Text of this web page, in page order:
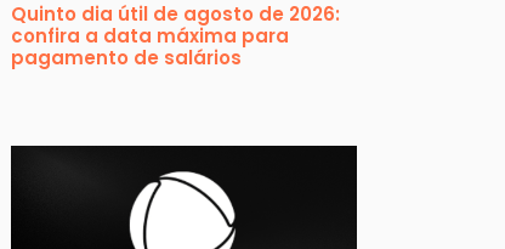
Quinto dia útil de agosto de 2026:
confira a data máxima para
pagamento de salários